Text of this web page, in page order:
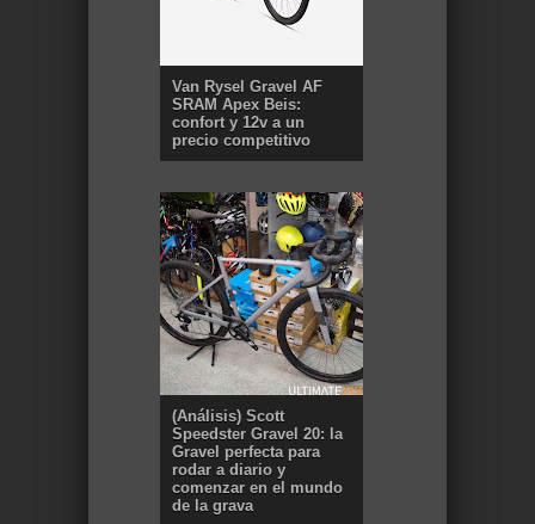
Van Rysel Gravel AF
SRAM Apex Beis:
confort y 12v a un
precio competitivo
(Análisis) Scott
Speedster Gravel 20: la
Gravel perfecta para
rodar a diario y
comenzar en el mundo
de la grava